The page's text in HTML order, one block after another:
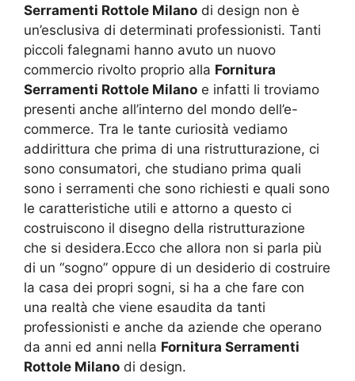
Serramenti Rottole Milano di design non è
un’esclusiva di determinati professionisti. Tanti
piccoli falegnami hanno avuto un nuovo
commercio rivolto proprio alla Fornitura
Serramenti Rottole Milano e infatti li troviamo
presenti anche all’interno del mondo dell’e-
commerce. Tra le tante curiosità vediamo
addirittura che prima di una ristrutturazione, ci
sono consumatori, che studiano prima quali
sono i serramenti che sono richiesti e quali sono
le caratteristiche utili e attorno a questo ci
costruiscono il disegno della ristrutturazione
che si desidera.Ecco che allora non si parla più
di un “sogno” oppure di un desiderio di costruire
la casa dei propri sogni, si ha a che fare con
una realtà che viene esaudita da tanti
professionisti e anche da aziende che operano
da anni ed anni nella Fornitura Serramenti
Rottole Milano di design.